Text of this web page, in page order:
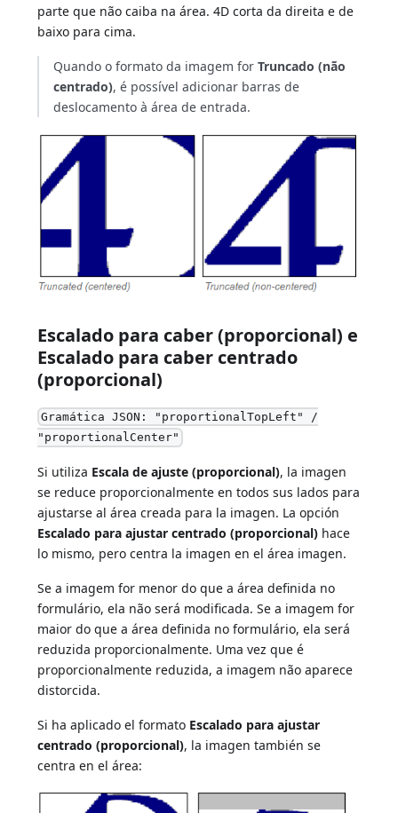
parte que não caiba na área. 4D corta da direita e de
baixo para cima.
Quando o formato da imagem forTruncado (não
centrado), é possível adicionar barras de
deslocamento à área de entrada.
Escalado para caber (proporcional) e
Escalado para caber centrado
(proporcional)
Gramática JSON: "proportionalTopLeft" /
"proportionalCenter"
Si utiliza Escala de ajuste (proporcional), la imagen
se reduce proporcionalmente en todos sus lados para
ajustarse al área creada para la imagen. La opción
Escalado para ajustar centrado (proporcional) hace
lo mismo, pero centra la imagen en el área imagen.
Se a imagem for menor do que a área definida no
formulário, ela não será modificada. Se a imagem for
maior do que a área definida no formulário, ela será
reduzida proporcionalmente. Uma vez que é
proporcionalmente reduzida, a imagem não aparece
distorcida.
Si ha aplicado el formato Escalado para ajustar
centrado (proporcional), la imagen también se
centra en el área: